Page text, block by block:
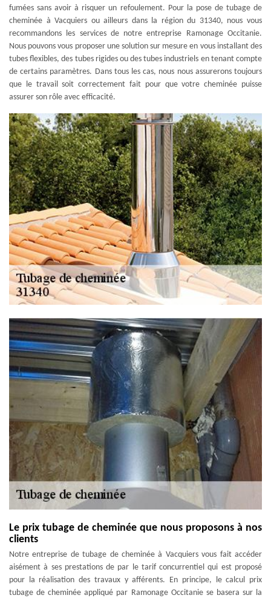
fumées sans avoir à risquer un refoulement. Pour la pose de tubage de
cheminée à Vacquiers ou ailleurs dans la région du 31340, nous vous
recommandons les services de notre entreprise Ramonage Occitanie.
Nous pouvons vous proposer une solution sur mesure en vous installant des
tubes flexibles, des tubes rigides ou des tubes industriels en tenant compte
de certains paramètres. Dans tous les cas, nous nous assurerons toujours
que le travail soit correctement fait pour que votre cheminée puisse
assurer son rôle avec efficacité.
Le prix tubage de cheminée que nous proposons à nos
clients
Notre entreprise de tubage de cheminée à Vacquiers vous fait accéder
aisément à ses prestations de par le tarif concurrentiel qui est proposé
pour la réalisation des travaux y afférents. En principe, le calcul prix
tubage de cheminée appliqué par Ramonage Occitanie se basera sur la